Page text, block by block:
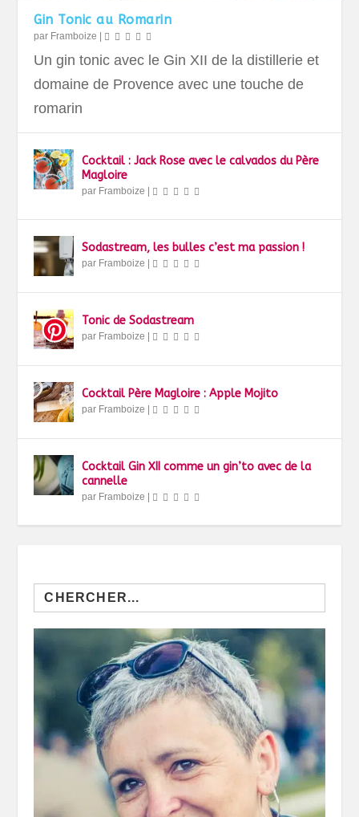
Gin Tonic au Romarin
par Framboize |
Un gin tonic avec le Gin XII de la distillerie et
domaine de Provence avec une touche de
romarin
Cocktail : Jack Rose avec le calvados du Père
Magloire
par Framboize |
Sodastream, les bulles c’est ma passion !
par Framboize |
Tonic de Sodastream
par Framboize |
Cocktail Père Magloire : Apple Mojito
par Framboize |
Cocktail Gin XII comme un gin’to avec de la
cannelle
par Framboize |
Search
for: